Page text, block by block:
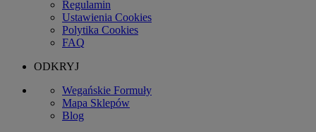
Regulamin
Ustawienia Cookies
Polytika Cookies
FAQ
ODKRYJ
Wegańskie Formuły
Mapa Sklepów
Blog